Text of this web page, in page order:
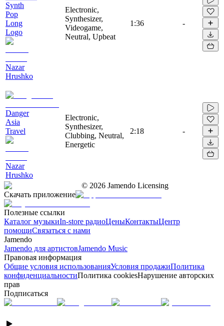
Synth
Pop
Long
Logo
Nazar
Hrushko
Electronic,
Synthesizer,
Videogame,
Neutral, Upbeat
1:36 -
Danger
Asia
Travel
Nazar
Hrushko
Electronic,
Synthesizer,
Clubbing, Neutral,
Energetic
2:18 -
© 2026 Jamendo Licensing
Скачать приложение
Полезные ссылки
Каталог музыкиIn-store радиоЦеныКонтактыЦентр
помощиСвязаться с нами
Jamendo
Jamendo для артистовJamendo Music
Правовая информация
Общие условия использованияУсловия продажиПолитика
конфиденциальностиПолитика cookiesНарушение авторских
прав
Подписаться